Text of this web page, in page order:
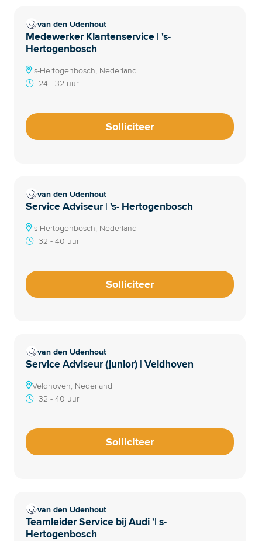
van den Udenhout
Medewerker Klantenservice | 's-
Hertogenbosch
's-Hertogenbosch, Nederland
24 - 32 uur
Solliciteer
van den Udenhout
Service Adviseur | 's- Hertogenbosch
's-Hertogenbosch, Nederland
32 - 40 uur
Solliciteer
van den Udenhout
Service Adviseur (junior) | Veldhoven
Veldhoven, Nederland
32 - 40 uur
Solliciteer
van den Udenhout
Teamleider Service bij Audi '| s-
Hertogenbosch